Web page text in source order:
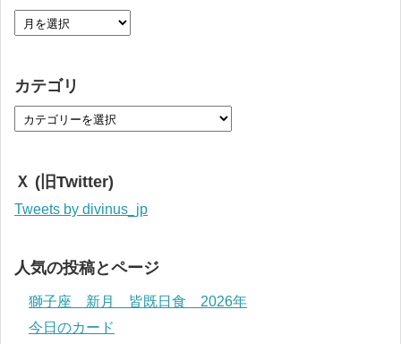
カテゴリ
Ｘ (旧Twitter)
Tweets by divinus_jp
人気の投稿とページ
獅子座 新月 皆既日食 2026年
今日のカード